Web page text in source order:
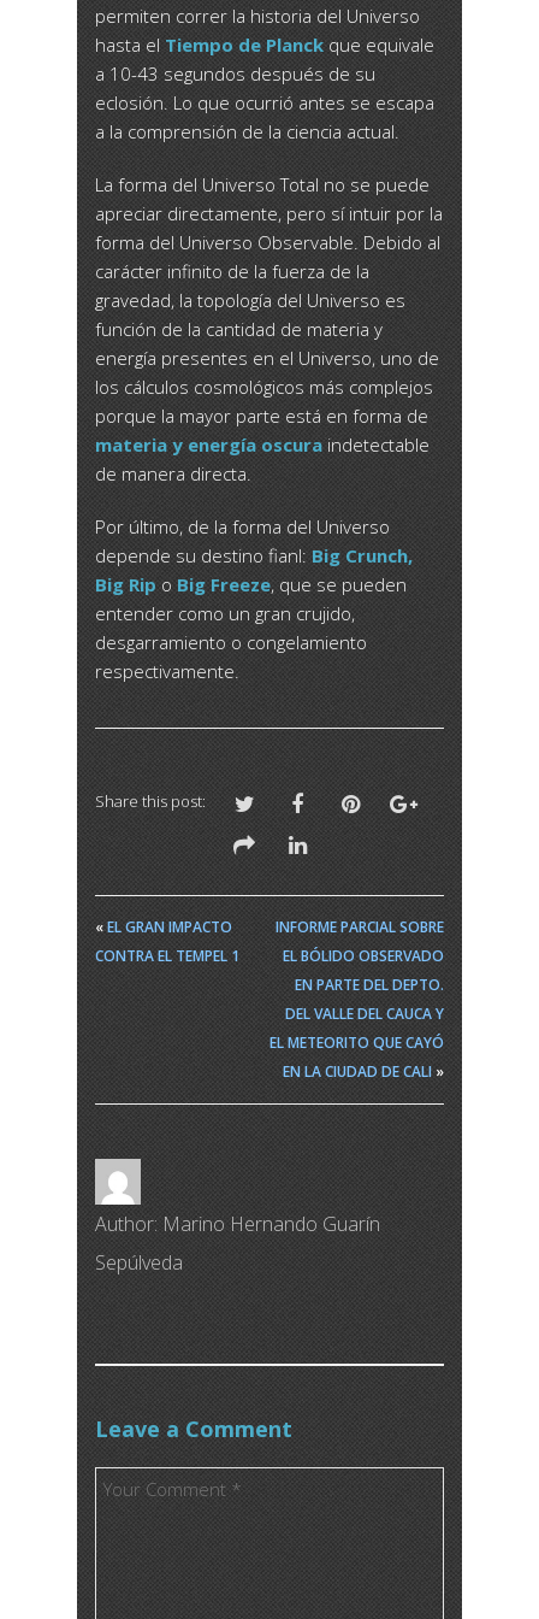
permiten correr la historia del Universo
hasta el Tiempo de Planckque equivale
a 10-43 segundos después de su
eclosión. Lo que ocurrió antes se escapa
a la comprensión de la ciencia actual.
La forma del Universo Total no se puede
apreciar directamente, pero sí intuir por la
forma del Universo Observable. Debido al
carácter infinito de la fuerza de la
gravedad, la topología del Universo es
función de la cantidad de materia y
energía presentes en el Universo, uno de
los cálculos cosmológicos más complejos
porque la mayor parte está en forma de
materia y energía oscuraindetectable
de manera directa.
Por último, de la forma del Universo
depende su destino fianl: Big Crunch,
Big Rip o Big Freeze, que se pueden
entender como un gran crujido,
desgarramiento o congelamiento
respectivamente.
Share this post:
«EL GRAN IMPACTO
CONTRA EL TEMPEL 1
INFORME PARCIAL SOBRE
EL BÓLIDO OBSERVADO
EN PARTE DEL DEPTO.
DEL VALLE DEL CAUCA Y
EL METEORITO QUE CAYÓ
EN LA CIUDAD DE CALI »
Author:Marino Hernando Guarín
Sepúlveda
Leave a Comment